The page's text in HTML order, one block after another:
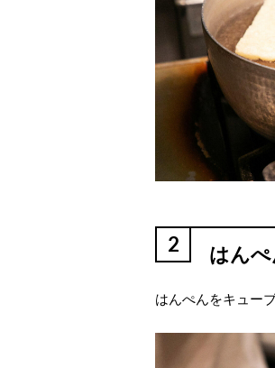
2 はん
はんぺんをキュー